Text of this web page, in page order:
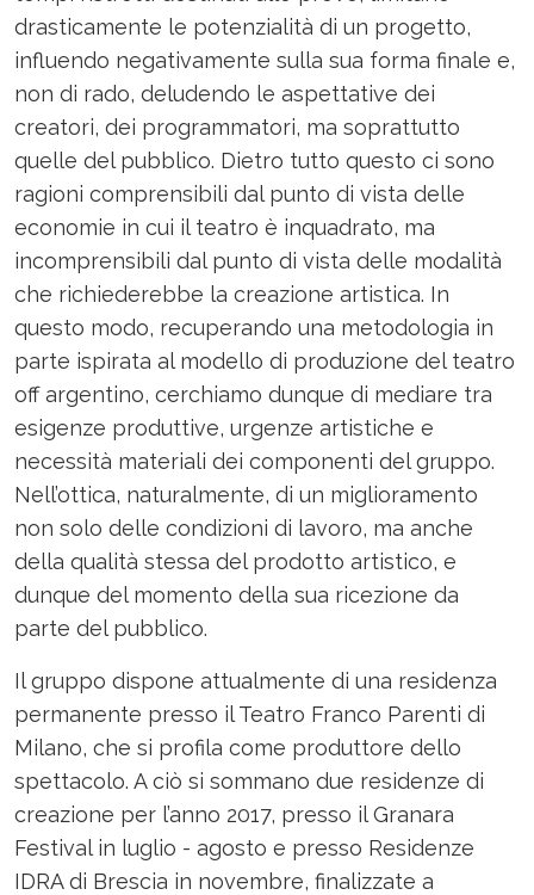
drasticamente le potenzialità di un progetto,
influendo negativamente sulla sua forma finale e,
non di rado, deludendo le aspettative dei
creatori, dei programmatori, ma soprattutto
quelle del pubblico. Dietro tutto questo ci sono
ragioni comprensibili dal punto di vista delle
economie in cui il teatro è inquadrato, ma
incomprensibili dal punto di vista delle modalità
che richiederebbe la creazione artistica. In
questo modo, recuperando una metodologia in
parte ispirata al modello di produzione del teatro
off argentino, cerchiamo dunque di mediare tra
esigenze produttive, urgenze artistiche e
necessità materiali dei componenti del gruppo.
Nell’ottica, naturalmente, di un miglioramento
non solo delle condizioni di lavoro, ma anche
della qualità stessa del prodotto artistico, e
dunque del momento della sua ricezione da
parte del pubblico.
Il gruppo dispone attualmente di una residenza
permanente presso il Teatro Franco Parenti di
Milano, che si profila come produttore dello
spettacolo. A ciò si sommano due residenze di
creazione per l’anno 2017, presso il Granara
Festival in luglio - agosto e presso Residenze
IDRA di Brescia in novembre, finalizzate a